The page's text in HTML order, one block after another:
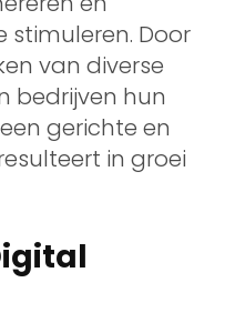
stimuleren. Door
van diverse
bedrijven hun
gerichte en
in groei